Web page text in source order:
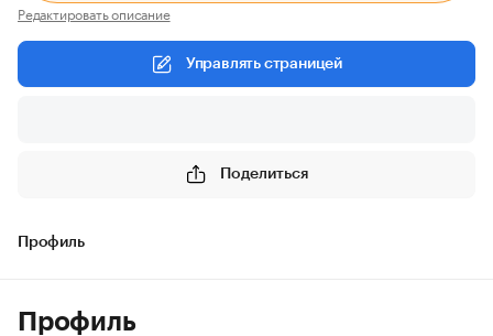
Редактировать описание
Управлять страницей
Поделиться
Профиль
Профиль